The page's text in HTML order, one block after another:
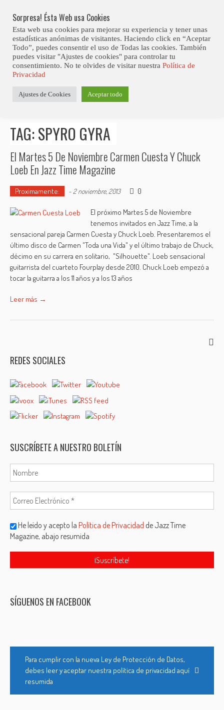
content
Club Contest.
Posts tagged "Spyro Gyra"
TAG: SPYRO GYRA
El Martes 5 De Noviembre Carmen Cuesta Y Chuck
Loeb En Jazz Time Magazine
Proximamente: - 2 noviembre, 2013 0
El próximo Martes 5 de Noviembre
tenemos invitados en Jazz Time, a la
sensacional pareja Carmen Cuesta y Chuck Loeb. Presentaremos el
último disco de Carmen "Toda una Vida" y el último trabajo de Chuck,
décimo en su carrera en solitario, "Silhouette". Loeb sensacional
guitarrista del cuarteto Fourplay desde 2010. Chuck Loeb empezó a
tocar la guitarra a los 11 años y a los 13 años
Leer más →
REDES SOCIALES
SUSCRÍBETE A NUESTRO BOLETÍN
He leído y acepto laPolítica de Privacidad de Jazz Time
Magazine, abajo resumida
SÍGUENOS EN FACEBOOK
Para cumplir con la nueva Ley de Protección de Datos,
debes leer y aceptar nuestra política de privacidad aquí
resumida
Sorpresa! Ésta Web usa Cookies
Esta web usa cookies para mejorar su experiencia y tener unas
estadísticas anónimas de visitantes. Haciendo click en “Aceptar
Todo”, puedes consentir el uso de Todas las cookies. También
puedes visitar "Ajustes de cookies" para controlar tu
consentimiento. No te olvides de visitar nuestra Política de
Privacidad
Ajustes de Cookies Aceptar todo